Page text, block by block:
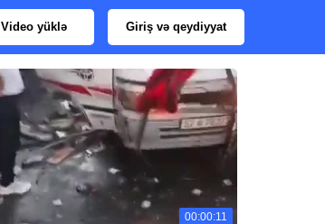
Video yüklə Giriş və qeydiyyat
00:00:11